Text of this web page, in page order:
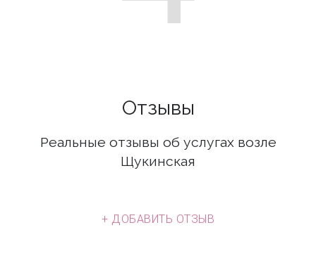
Отзывы
Реальные отзывы об услугах возле
Щукинская
+ ДОБАВИТЬ ОТЗЫВ